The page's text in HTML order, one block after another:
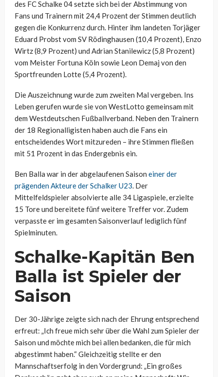
des FC Schalke 04 setzte sich bei der Abstimmung von
Fans und Trainern mit 24,4 Prozent der Stimmen deutlich
gegen die Konkurrenz durch. Hinter ihm landeten Torjäger
Eduard Probst vom SV Rödinghausen (10,4 Prozent), Enzo
Wirtz (8,9 Prozent) und Adrian Stanilewicz (5,8 Prozent)
vom Meister Fortuna Köln sowie Leon Demaj von den
Sportfreunden Lotte (5,4 Prozent).
Die Auszeichnung wurde zum zweiten Mal vergeben. Ins
Leben gerufen wurde sie von WestLotto gemeinsam mit
dem Westdeutschen Fußballverband. Neben den Trainern
der 18 Regionalligisten haben auch die Fans ein
entscheidendes Wort mitzureden – ihre Stimmen fließen
mit 51 Prozent in das Endergebnis ein.
Ben Balla war in der abgelaufenen Saison einer der
prägenden Akteure der Schalker U23. Der
Mittelfeldspieler absolvierte alle 34 Ligaspiele, erzielte
15 Tore und bereitete fünf weitere Treffer vor. Zudem
verpasste er im gesamten Saisonverlauf lediglich fünf
Spielminuten.
Schalke-Kapitän Ben
Balla ist Spieler der
Saison
Der 30-Jährige zeigte sich nach der Ehrung entsprechend
erfreut: „Ich freue mich sehr über die Wahl zum Spieler der
Saison und möchte mich bei allen bedanken, die für mich
abgestimmt haben.“ Gleichzeitig stellte er den
Mannschaftserfolg in den Vordergrund: „Ein großes